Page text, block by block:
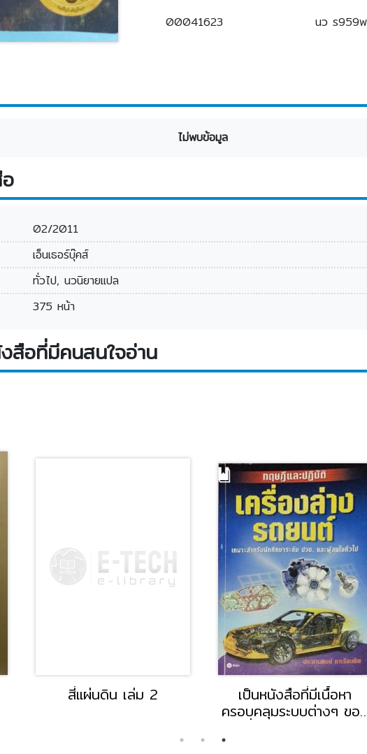
00041623 นว ร959
ไม่พบข้อมูล
02/2011
เอ็นเธอร์บุ๊คส์
ทั่วไป, นวนิยายแปล
375 หน้า
สือที่มีคนสนใจอ่าน
สี่แผ่นดิน เล่ม 2 เป็นหนังสือที่มีเนื้อหา
ครอบคลุมระบบต่างๆ ขอ